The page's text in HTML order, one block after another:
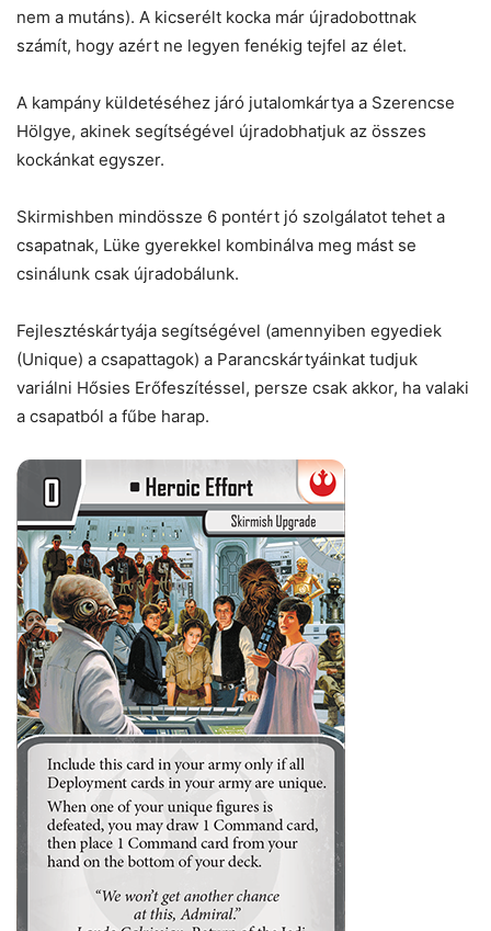
nem a mutáns). A kicserélt kocka már újradobottnak
számít, hogy azért ne legyen fenékig tejfel az élet.
A kampány küldetéséhez járó jutalomkártya a Szerencse
Hölgye, akinek segítségével újradobhatjuk az összes
kockánkat egyszer.
Skirmishben mindössze 6 pontért jó szolgálatot tehet a
csapatnak, Lüke gyerekkel kombinálva meg mást se
csinálunk csak újradobálunk.
Fejlesztéskártyája segítségével (amennyiben egyediek
(Unique) a csapattagok) a Parancskártyáinkat tudjuk
variálni Hősies Erőfeszítéssel, persze csak akkor, ha valaki
a csapatból a fűbe harap.